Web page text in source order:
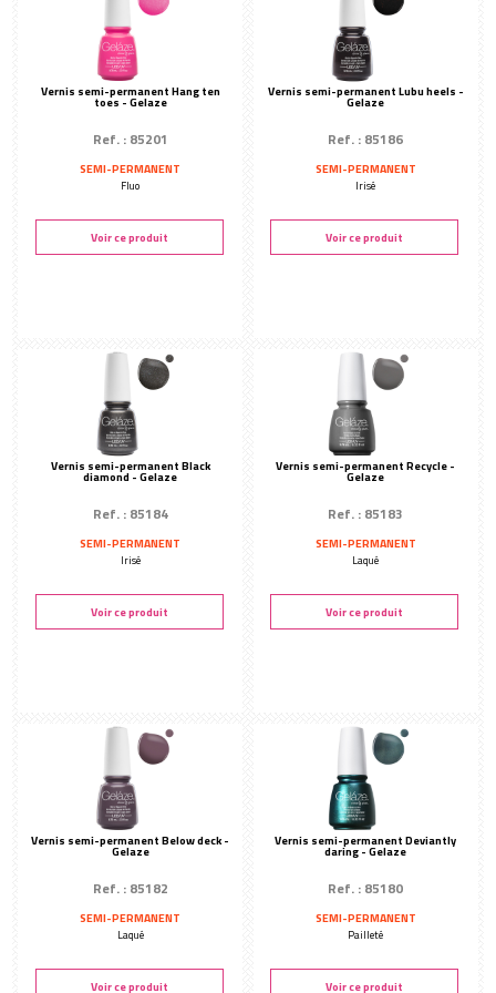
Lampes manucure
PÉDICURE
Soin anti-callosités
Vernis semi-permanent Hang ten
toes - Gelaze
Ref. : 85201
SEMI-PERMANENT
Fluo
Voir ce produit
Vernis semi-permanent Lubu heels -
Gelaze
Ref. : 85186
SEMI-PERMANENT
Irisé
Voir ce produit
Vernis semi-permanent Black
diamond - Gelaze
Ref. : 85184
SEMI-PERMANENT
Irisé
Voir ce produit
Vernis semi-permanent Recycle -
Gelaze
Ref. : 85183
SEMI-PERMANENT
Laqué
Voir ce produit
Vernis semi-permanent Below deck -
Gelaze
Ref. : 85182
SEMI-PERMANENT
Laqué
Voir ce produit
Vernis semi-permanent Deviantly
daring - Gelaze
Ref. : 85180
SEMI-PERMANENT
Pailleté
Voir ce produit